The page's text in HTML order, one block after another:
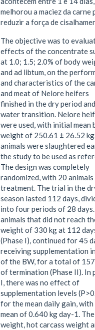
melhorou a maciez da carne
reduzir a força de
The objective was to
effects of the concentrate
at 1.0; 1.5; 2.0% of body
and ad libtum, on the
and characteristics of the
and meat of Nelore heifers
finished in the dry period
water transition. Nelore
were used, with initial mean
weight of 250.61 ± 26.52
animals were slaughtered
the study to be used as
The design was completely
randomized, with 20 animals
treatment. The trial in the
season lasted 112 days,
into four periods of 28
animals that did not reach
weight of 330 kg at 112
(Phase I), continued for 45
receiving supplementation
of the BW, for a total of
of termination (Phase II). In
I, there was no effect of
supplementation levels
for the mean daily gain, with
mean of 0.640 kg day-1.
weight, hot carcass weight